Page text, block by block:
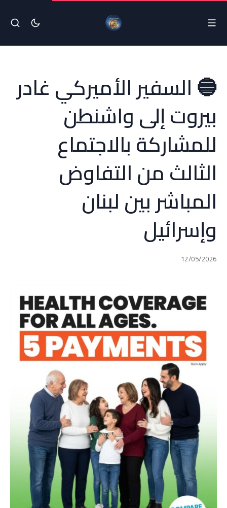
🔵 السفير الأميركي غادر
بيروت إلى واشنطن
للمشاركة بالاجتماع
الثالث من التفاوض
المباشر بين لبنان
وإسرائيل
12/05/2026